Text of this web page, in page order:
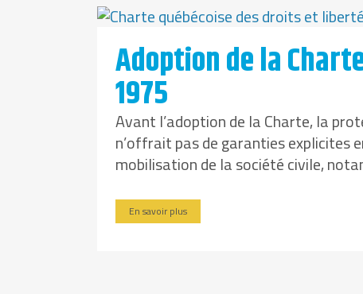
Adoption de la
1975
Avant l’adoption de la Charte, la
n’offrait pas de garanties explicites
mobilisation de la société civile,
En savoir plus